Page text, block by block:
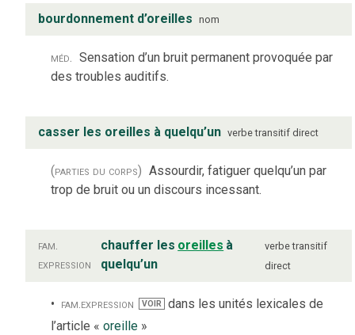
bourdonnement d’oreilles nom
méd.
Sensation d’un bruit permanent provoquée par
des troubles auditifs.
casser les oreilles à quelqu’un verbe transitif direct
(parties du corps) Assourdir, fatiguer quelqu’un par
trop de bruit ou un discours incessant.
fam.
expression
chauffer les oreilles à
quelqu’un
verbe transitif
direct
fam. expression VOIR
dans les unités lexicales de
l’article « oreille »